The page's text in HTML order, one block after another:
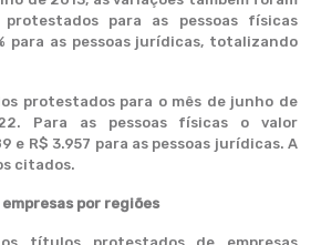
para as pessoas físicas
para as pessoas jurídicas, totalizando
protestados para o mês de junho de
Para as pessoas físicas o valor
e R$ 3.957 para as pessoas jurídicas. A
citados.
por regiões